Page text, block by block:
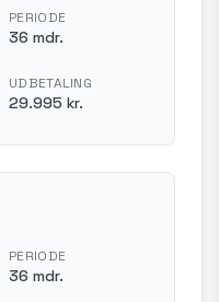
PERIODE
36 mdr.
UDBETALING
29.995 kr.
PERIODE
36 mdr.